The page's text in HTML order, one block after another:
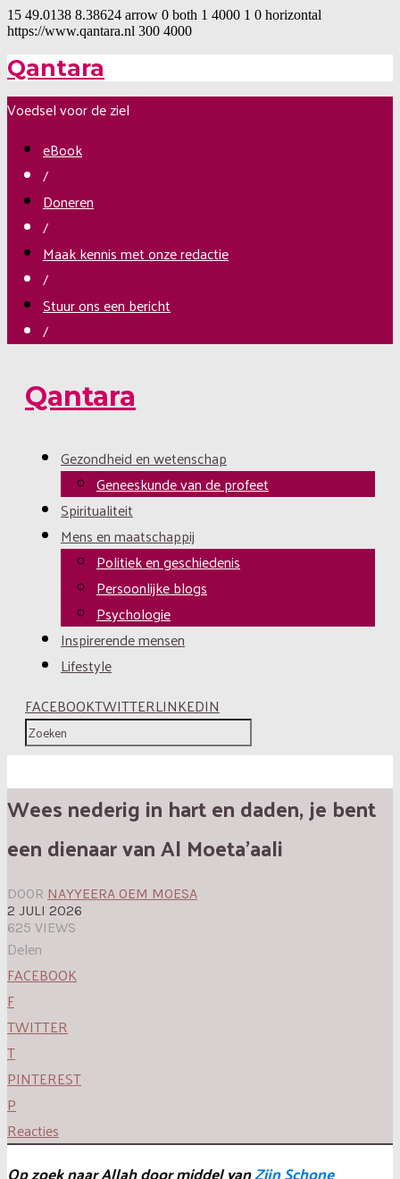
15 49.0138 8.38624 arrow 0 both 1 4000 1 0 horizontal
https://www.qantara.nl 300 4000
Qantara
Voedsel voor de ziel
eBook
/
Doneren
/
Maak kennis met onze redactie
/
Stuur ons een bericht
/
Qantara
Gezondheid en wetenschap
Geneeskunde van de profeet
Spiritualiteit
Mens en maatschappij
Politiek en geschiedenis
Persoonlijke blogs
Psychologie
Inspirerende mensen
Lifestyle
FACEBOOKTWITTERLINKEDIN
Wees nederig in hart en daden, je bent
een dienaar van Al Moeta’aali
DOOR NAYYEERA OEM MOESA
2 JULI 2026
625 VIEWS
Delen
FACEBOOK
F
TWITTER
T
PINTEREST
P
Reacties